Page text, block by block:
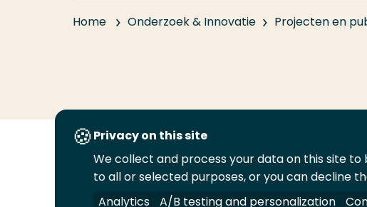
Home Onderzoek & Innovatie Projecten en
Volg
ons
op
Volg
ons
op
Volg
ons
op
Volg
ons
op
Juridisch Security A-Z Index Contact
Privacy on this site
We collect and process your data on this site
to all or selected purposes, or you can decline
Analytics
A/B testing and personalization